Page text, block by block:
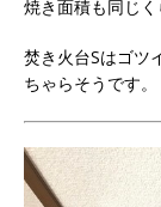
焼き面積も同じく
焚き火台Sはゴツ
ちゃらそうです。